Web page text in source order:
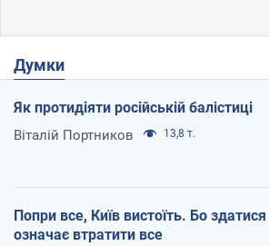
Думки
Як протидіяти російській балістиці
Віталій Портников 13,8 т.
Попри все, Київ вистоїть. Бо здатися
означає втратити все